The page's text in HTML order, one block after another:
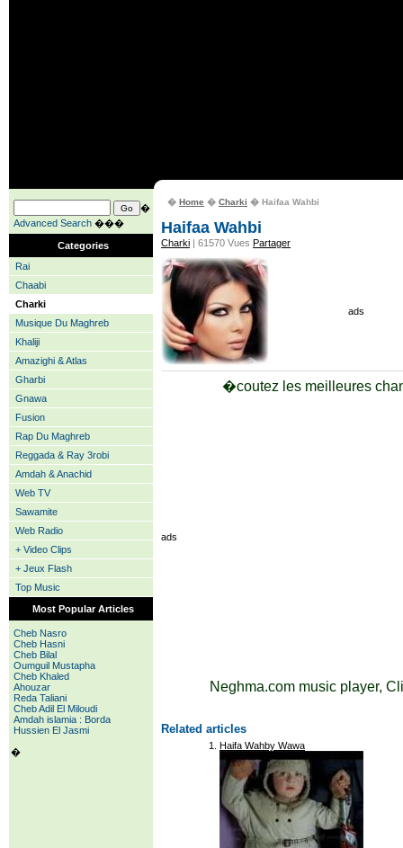
�
Advanced Search ���
Categories
Rai
Chaabi
Charki
Musique Du Maghreb
Khaliji
Amazighi & Atlas
Gharbi
Gnawa
Fusion
Rap Du Maghreb
Reggada & Ray 3robi
Amdah & Anachid
Web TV
Sawamite
Web Radio
+ Video Clips
+ Jeux Flash
Top Music
Most Popular Articles
Cheb Nasro
Cheb Hasni
Cheb Bilal
Oumguil Mustapha
Cheb Khaled
Ahouzar
Reda Taliani
Cheb Adil El Miloudi
Amdah islamia : Borda
Hussien El Jasmi
�
� Home � Charki � Haifaa Wahbi
Haifaa Wahbi
Charki | 61570 Vues Partager
ads
�coutez les meilleures
ads
Neghma.com music player,
Related articles
Haifa Wahby Wawa